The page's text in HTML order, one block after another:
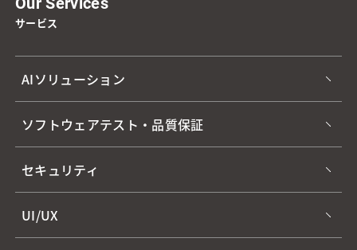
サービス
AIソリューション
ソフトウェアテスト・品質保証
セキュリティ
UI/UX